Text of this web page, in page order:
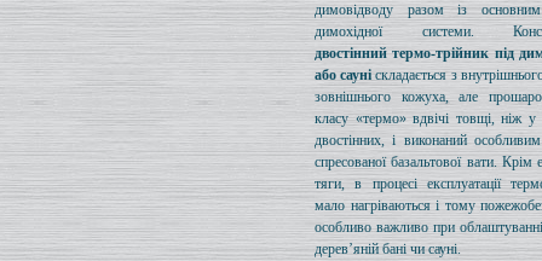
димовідводу разом із
димохідної системи.
двостінний термо-трійник під
або сауні складається з
зовнішнього кожуха, але
класу «термо» вдвічі товщі, ніж у
двостінних, і виконаний
спресованої базальтової вати. Крім
тяги, в процесі експлуатації
мало нагріваються і тому
особливо важливо при
дерев’яній бані чи сауні.